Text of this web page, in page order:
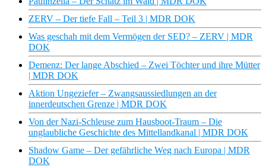
ZERV – Der tiefe Fall – Teil 3 | MDR DOK
Was geschah mit dem Vermögen der SED? – ZERV | MDR
DOK
Demenz: Der lange Abschied – Zwei Töchter und ihre Mütter
| MDR DOK
Aktion Ungeziefer – Zwangsaussiedlungen an der
innerdeutschen Grenze | MDR DOK
Von der Nazi-Schleuse zum Hausboot-Traum – Die
unglaubliche Geschichte des Mittellandkanal | MDR DOK
Shadow Game – Der gefährliche Weg nach Europa | MDR
DOK